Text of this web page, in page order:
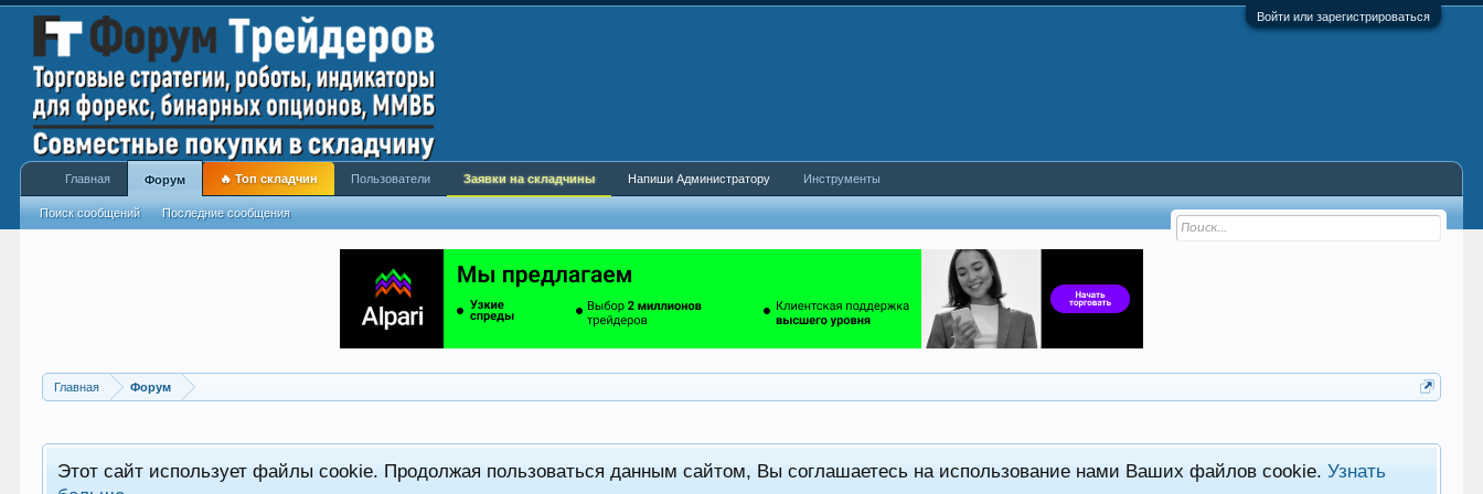
Войти или зарегистрироваться
Главная Форум
Этот сайт использует файлы cookie. Продолжая пользоваться данным сайтом, Вы соглашаетесь на использование нами Ваших файлов cookie.Узнать
Главная Форум
Поиск сообщений Последние сообщения
🔥 Топ складчин Пользователи Заявки на складчины Напиши Администратору Инструменты